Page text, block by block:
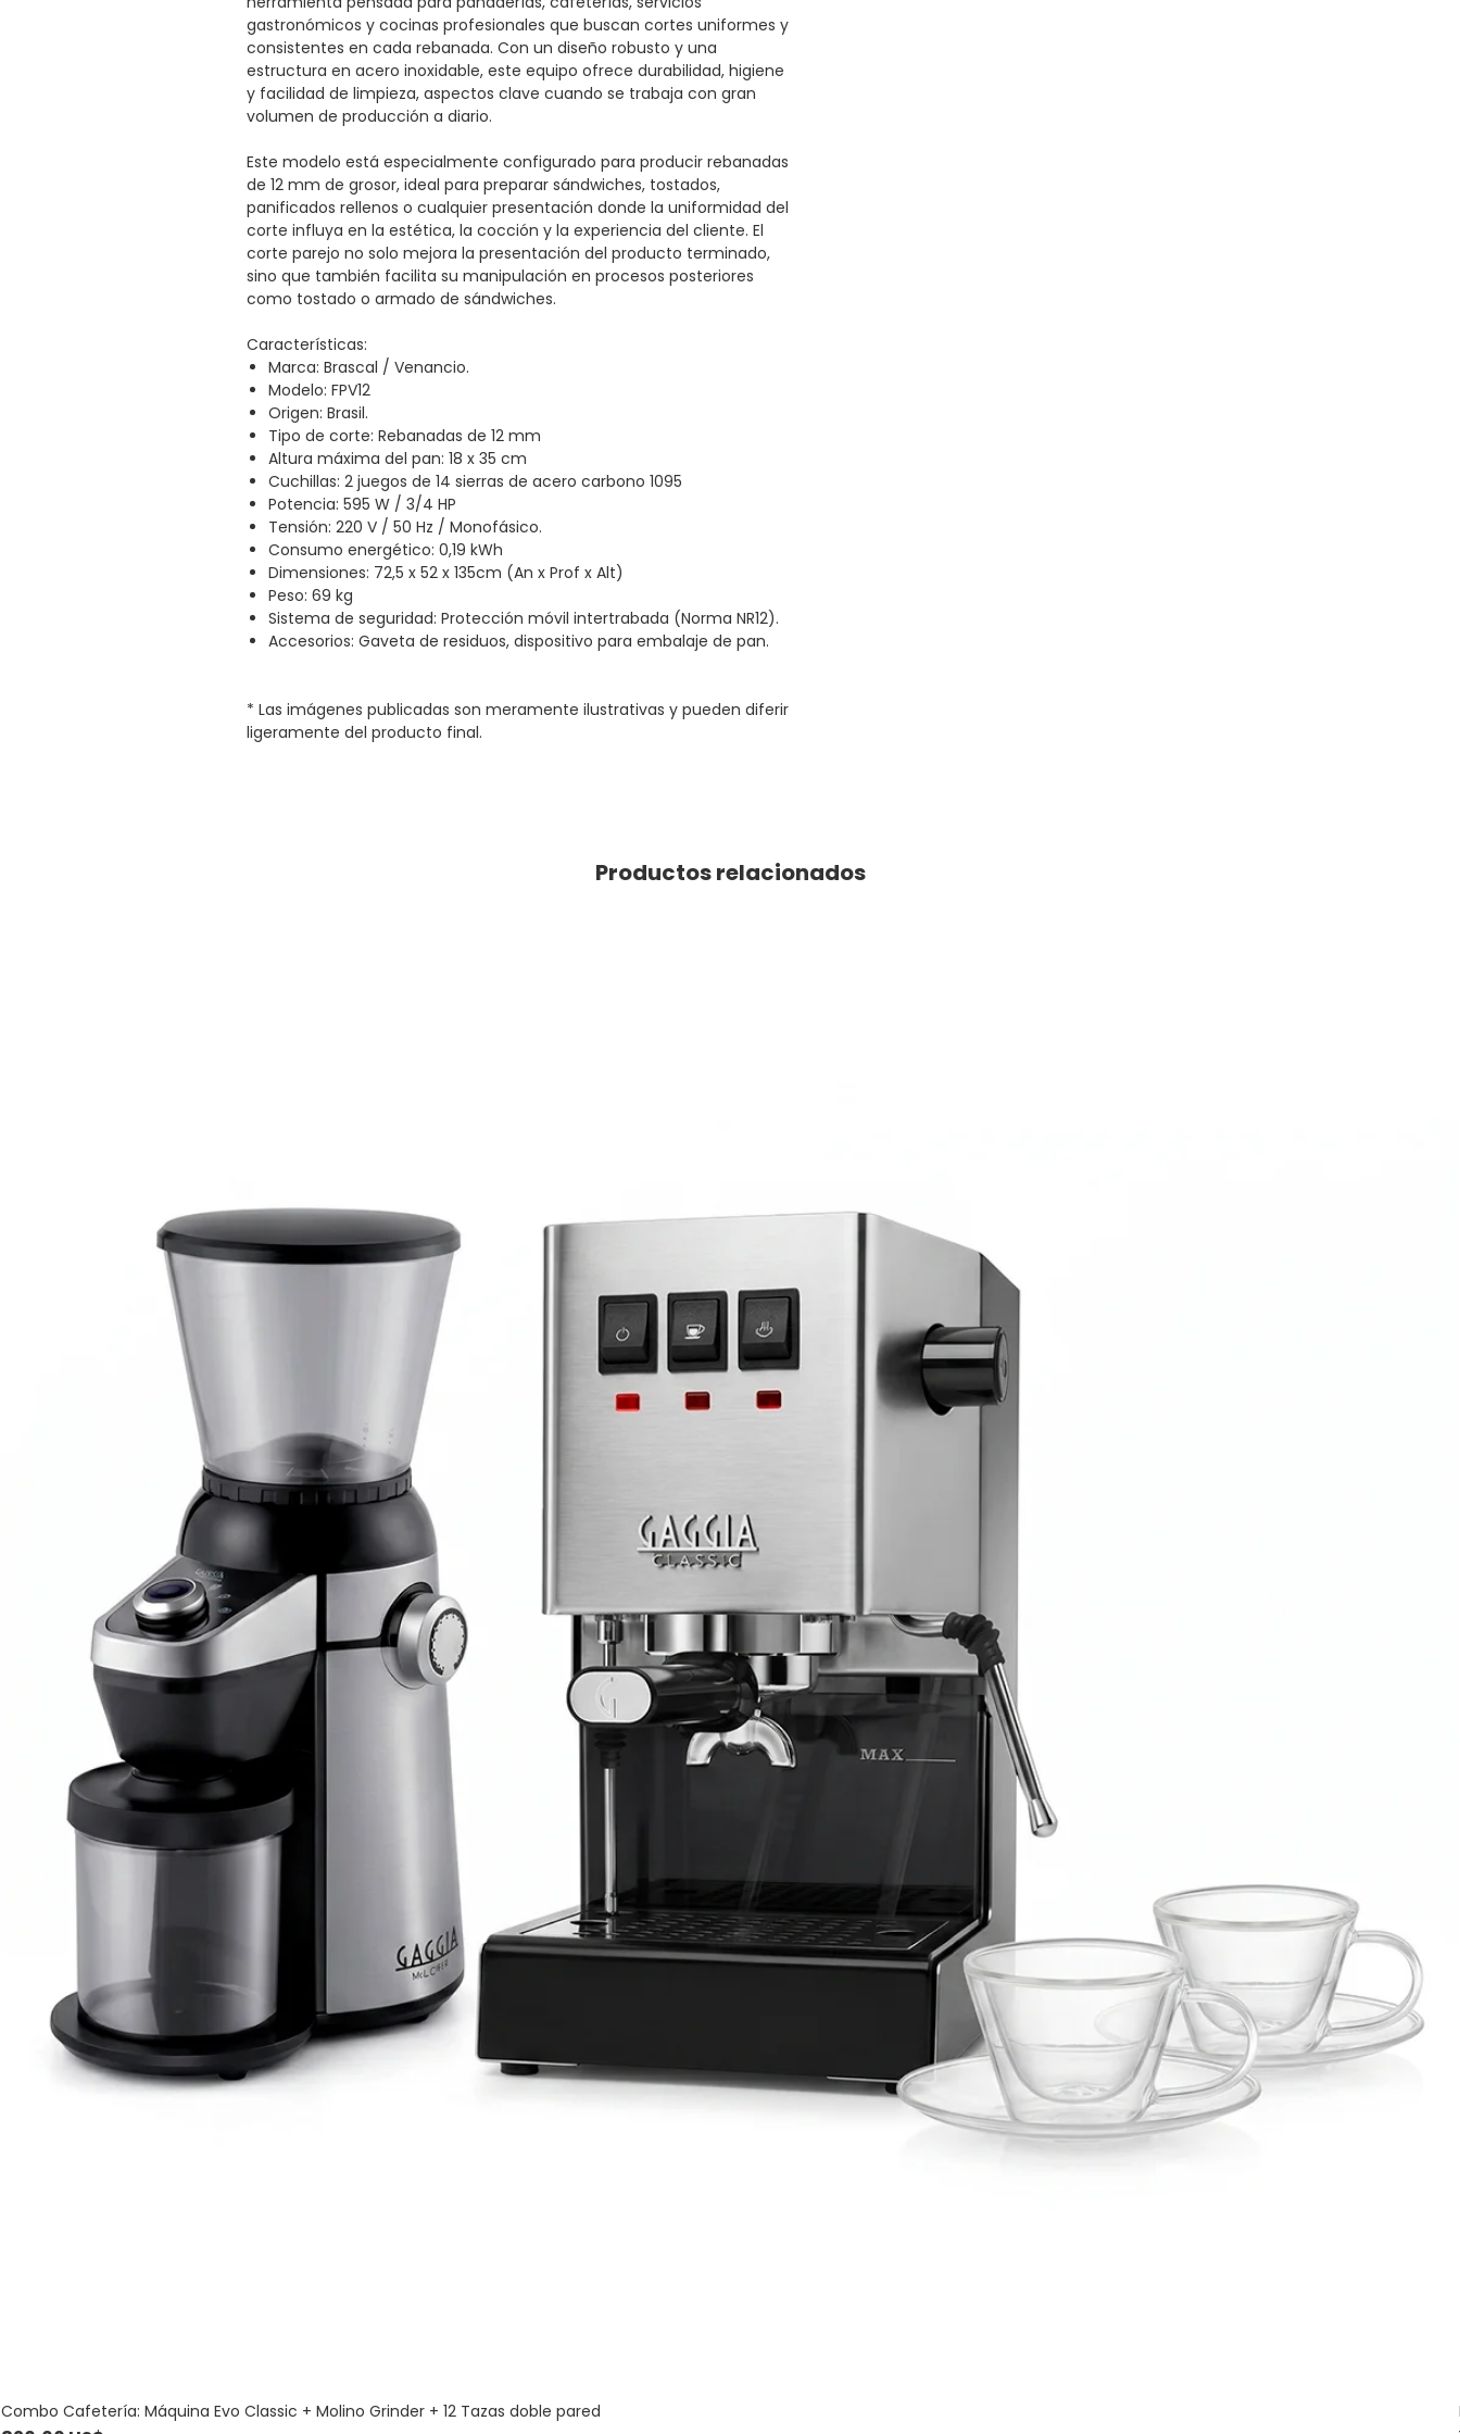
gastronómicos y cocinas profesionales que buscan cortes uniformes y
consistentes en cada rebanada. Con un diseño robusto y una
estructura en acero inoxidable, este equipo ofrece durabilidad, higiene
y facilidad de limpieza, aspectos clave cuando se trabaja con gran
volumen de producción a diario.
Este modelo está especialmente configurado para producir rebanadas
de 12 mm de grosor, ideal para preparar sándwiches, tostados,
panificados rellenos o cualquier presentación donde la uniformidad del
corte influya en la estética, la cocción y la experiencia del cliente. El
corte parejo no solo mejora la presentación del producto terminado,
sino que también facilita su manipulación en procesos posteriores
como tostado o armado de sándwiches.
Características:
Marca: Brascal / Venancio.
Modelo: FPV12
Origen: Brasil.
Tipo de corte: Rebanadas de 12 mm
Altura máxima del pan: 18 x 35 cm
Cuchillas: 2 juegos de 14 sierras de acero carbono 1095
Potencia: 595 W / 3/4 HP
Tensión: 220 V / 50 Hz / Monofásico.
Consumo energético: 0,19 kWh
Dimensiones: 72,5 x 52 x 135cm (An x Prof x Alt)
Peso: 69 kg
Sistema de seguridad: Protección móvil intertrabada (Norma NR12).
Accesorios: Gaveta de residuos, dispositivo para embalaje de pan.
* Las imágenes publicadas son meramente ilustrativas y pueden diferir
ligeramente del producto final.
Productos relacionados
Combo Cafetería: Máquina Evo Classic + Molino Grinder + 12 Tazas doble pared